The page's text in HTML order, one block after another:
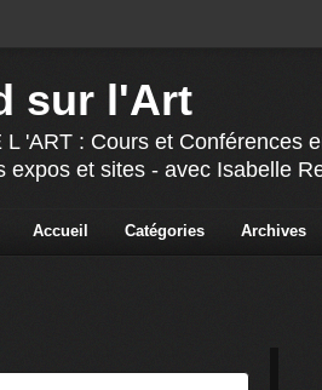
sur l'Art
'ART : Cours et Conférences
expos et sites - avec Isabelle
Accueil Catégories Archives